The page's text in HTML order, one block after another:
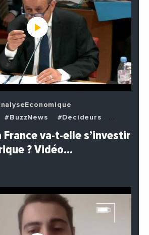
#BuzzNews
#Decideurs
#Economie
va-t-elle s’investir
? Vidéo…